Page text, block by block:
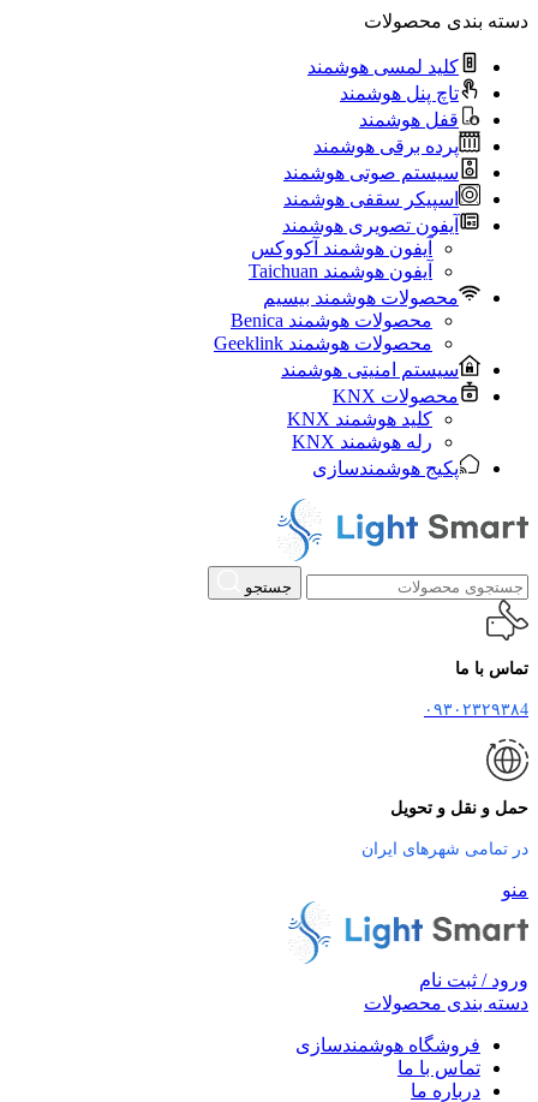
دسته بندی محصولات
کلید لمسی هوشمند
تاچ پنل هوشمند
قفل هوشمند
پرده برقی هوشمند
سیستم صوتی هوشمند
اسپیکر سقفی هوشمند
آیفون تصویری هوشمند
آيفون هوشمند آکووکس
آیفون هوشمند Taichuan
محصولات هوشمند بیسیم
محصولات هوشمند Benica
محصولات هوشمند Geeklink
سیستم امنیتی هوشمند
محصولات KNX
کلید هوشمند KNX
رله هوشمند KNX
پکیج هوشمندسازی
جستجو
تماس با ما
۰۹۳۰۲۳۲۹۳۸4
حمل و نقل و تحویل
در تمامی شهرهای ایران
منو
ورود / ثبت نام
دسته بندی محصولات
فروشگاه هوشمندسازی
تماس با ما
درباره ما